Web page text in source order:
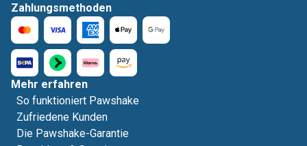
Zahlungsmethoden
Mehr erfahren
So funktioniert Pawshake
Zufriedene Kunden
Die Pawshake-Garantie